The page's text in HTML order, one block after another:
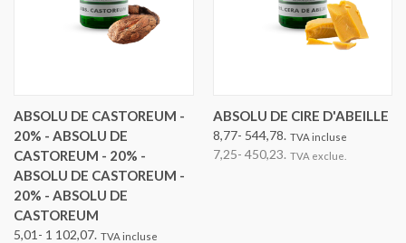
ABSOLU DE CASTOREUM -
20% - ABSOLU DE
CASTOREUM - 20% -
ABSOLU DE CASTOREUM -
20% - ABSOLU DE
CASTOREUM
5,01- 1 102,07. TVA incluse
ABSOLU DE CIRE D'ABEILLE
8,77- 544,78. TVA incluse
7,25- 450,23. TVA exclue.